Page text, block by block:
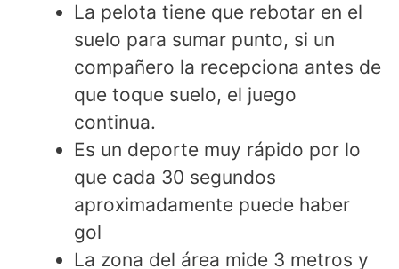
La pelota tiene que rebotar en el
suelo para sumar punto, si un
compañero la recepciona antes de
que toque suelo, el juego
continua.
Es un deporte muy rápido por lo
que cada 30 segundos
aproximadamente puede haber
gol
La zona del área mide 3 metros y